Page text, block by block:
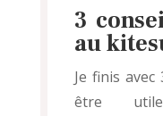
3
au
Je finis
être